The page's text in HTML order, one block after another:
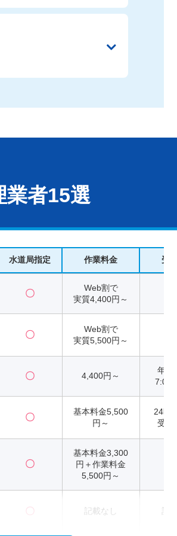
業者15選
水道局指定 作業料金 受
〇
Web割で
実質4,400円～
〇
Web割で
実質5,500円～
〇 4,400円～
年
7:00
〇
基本料金5,500
円～
24時
受付
〇
基本料金3,300
円＋作業料金
5,500円～
〇 記載なし 記